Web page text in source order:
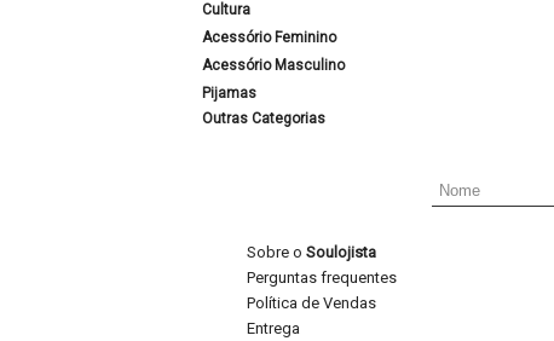
Cultura
Acessório Feminino
Acessório Masculino
Pijamas
Outras Categorias
Sobre o Soulojista
Perguntas frequentes
Política de Vendas
Entrega